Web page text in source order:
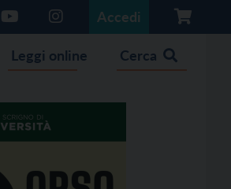
Accedi
Leggi online Cerca